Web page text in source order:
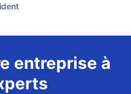
entreprise à